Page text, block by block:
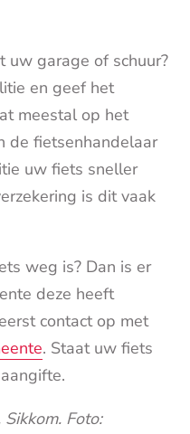
uw garage of schuur?
en geef het
meestal op het
de fietsenhandelaar
uw fiets sneller
is dit vaak
weg is? Dan is er
deze heeft
contact op met
. Staat uw fiets
Foto: